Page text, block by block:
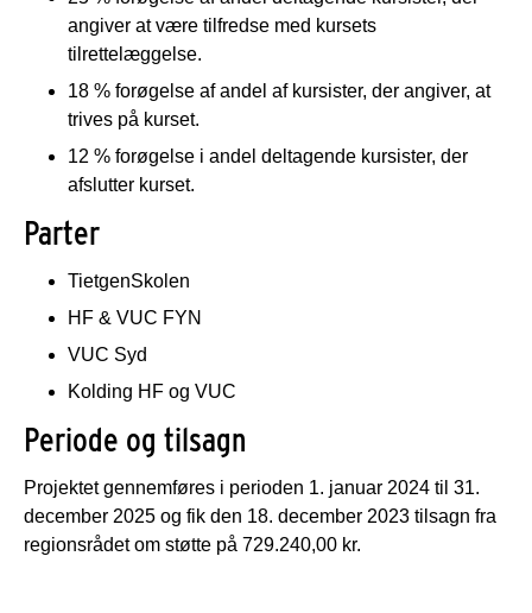
angiver at være tilfredse med kursets
tilrettelæggelse.
18 % forøgelse af andel af kursister, der angiver, at
trives på kurset.
12 % forøgelse i andel deltagende kursister, der
afslutter kurset.
Parter
TietgenSkolen
HF & VUC FYN
VUC Syd
Kolding HF og VUC
Periode og tilsagn
Projektet gennemføres i perioden 1. januar 2024 til 31.
december 2025 og fik den 18. december 2023 tilsagn fra
regionsrådet om støtte på 729.240,00 kr.